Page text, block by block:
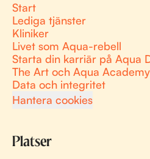
Start
Lediga tjänster
Kliniker
Livet som Aqua-rebell
Starta din karriär på Aqua
The Art och Aqua Academy
Data och integritet
Hantera cookies
Platser